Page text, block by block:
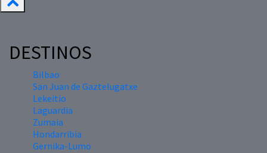
DESTINOS
Bilbao
San Juan de Gaztelugatxe
Lekeitio
Laguardia
Zumaia
Hondarribia
Gernika-Lumo